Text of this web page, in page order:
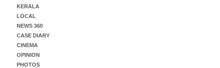
KERALA
LOCAL
NEWS 360
CASE DIARY
CINEMA
OPINION
PHOTOS